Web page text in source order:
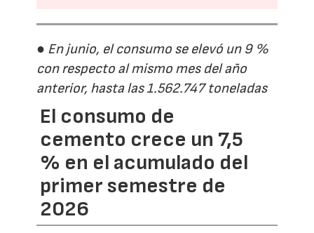
● En junio, el consumo se elevó un 9 %
con respecto al mismo mes del año
anterior, hasta las 1.562.747 toneladas
El consumo de
cemento crece un 7,5
% en el acumulado del
primer semestre de
2026